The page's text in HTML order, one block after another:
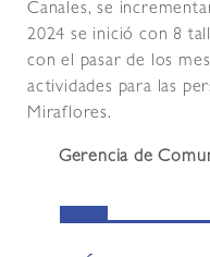
Canales, se
2024 se inició con 8
con el pasar de los
actividades para las
Miraflores.
Gerencia de